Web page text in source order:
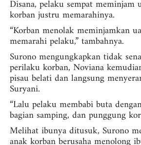
Disana, pelaku sempat meminjam
korban justru memarahinya.
“Korban menolak meminjamkan
memarahi pelaku,” tambahnya.
Surono mengungkapkan tidak
perilaku korban, Noviana
pisau belati dan langsung
Suryani.
“Lalu pelaku membabi buta
bagian samping, dan punggung
Melihat ibunya ditusuk, Surono